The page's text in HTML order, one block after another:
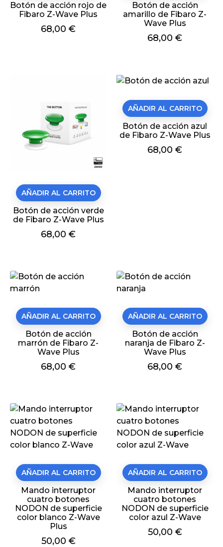
Botón de acción rojo de
Fibaro Z-Wave Plus
Precio
68,00 €
Botón de acción
amarillo de Fibaro Z-
Wave Plus
Precio
68,00 €
Botón de acción verde
de Fibaro Z-Wave Plus
Precio
68,00 €
AÑADIR AL CARRITO
Botón de acción azul
de Fibaro Z-Wave Plus
Precio
68,00 €
AÑADIR AL CARRITO
Botón de acción
marrón de Fibaro Z-
Wave Plus
Precio
68,00 €
AÑADIR AL CARRITO
Botón de acción
naranja de Fibaro Z-
Wave Plus
Precio
68,00 €
AÑADIR AL CARRITO
Mando interruptor
cuatro botones
NODON de superficie
color blanco Z-Wave
Plus
Precio
50,00 €
AÑADIR AL CARRITO
Mando interruptor
cuatro botones
NODON de superficie
color azul Z-Wave
Precio
50,00 €
AÑADIR AL CARRITO